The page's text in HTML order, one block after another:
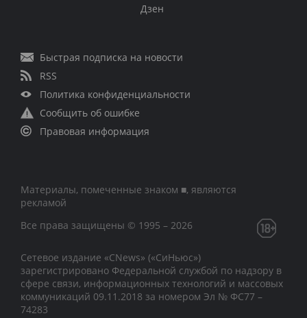
Дзен
Быстрая подписка на новости
RSS
Политика конфиденциальности
Сообщить об ошибке
Правовая информация
Материалы, помеченные знаком ■, являются
рекламой
Все права защищены © 1995 – 2026
Сетевое издание «CNews» («СиНьюс»)
зарегистрировано Федеральной службой по надзору в
сфере связи, информационных технологий и массовых
коммуникаций 09.11.2018 за номером Эл № ФС77 –
74283